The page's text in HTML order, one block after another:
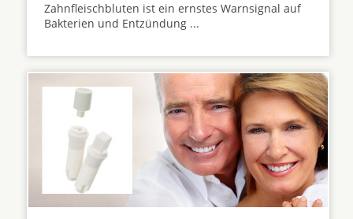
Zahnfleischbluten ist ein ernstes Warnsignal auf
Bakterien und Entzündung ...